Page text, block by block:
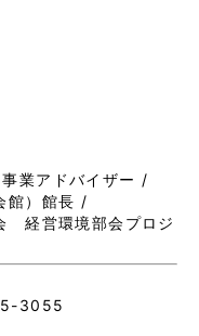
業アドバイザー /
館）館長 /
3055